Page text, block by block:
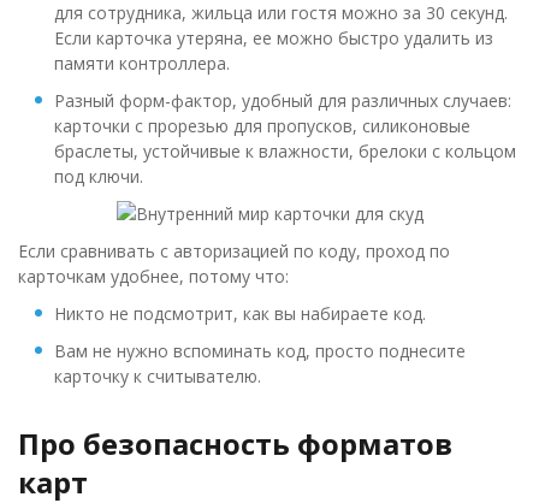
для сотрудника, жильца или гостя можно за 30 секунд.
Если карточка утеряна, ее можно быстро удалить из
памяти контроллера.
Разный форм-фактор, удобный для различных случаев:
карточки с прорезью для пропусков, силиконовые
браслеты, устойчивые к влажности, брелоки с кольцом
под ключи.
Если сравнивать с авторизацией по коду, проход по
карточкам удобнее, потому что:
Никто не подсмотрит, как вы набираете код.
Вам не нужно вспоминать код, просто поднесите
карточку к считывателю.
Про безопасность форматов
карт